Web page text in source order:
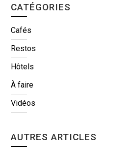
CATÉGORIES
Cafés
Restos
Hôtels
À faire
Vidéos
AUTRES ARTICLES